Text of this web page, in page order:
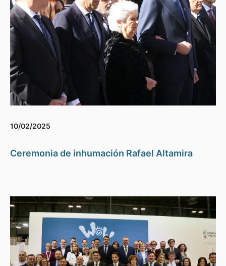
10/02/2025
Ceremonia de inhumación Rafael Altamira